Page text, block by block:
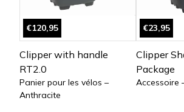
€120,95
Clipper with handle
RT2.0
Panier pour les vélos –
Anthracite
€23,95
Clipper
Package
Accessoire